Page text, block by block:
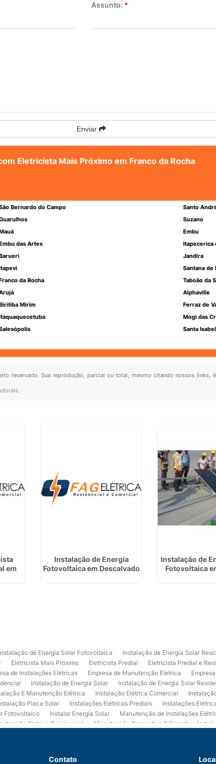
Assunto: *
Enviar
Eletricista Mais Próximo em Franco da Rocha
Bernardo do Campo
Santo
Suzano
Embu
das Artes
Itapecerica
Jandira
Santana de
da Rocha
Taboão da
Alphaville
Mirim
Ferraz de
Mogi das
Santa Isabel
reservado. Sua reprodução, parcial ou total, mesmo citando nossos links,
.
em
Instalação de Energia
Fotovoltaica em Descalvado
Instalação de
Fotovoltaica
de Energia Solar Fotovoltaica Instalação de Energia Solar
Eletricista Mais Próximo Eletricista Predial Eletricista Predial e
de Instalações Elétricas Empresa de Manutenção Eletrica
Instalação de Energia Solar Instalação de Energia Solar
E Manutenção Elétrica Instalação Elétrica Comercial
Placa Solar Instalações Elétricas Prediais Instalações
Fotovoltaico Instalar Energia Solar Manutenção de Instalações
Eletrica Residencial
Manutenção Preventiva E Corretiva
Contato